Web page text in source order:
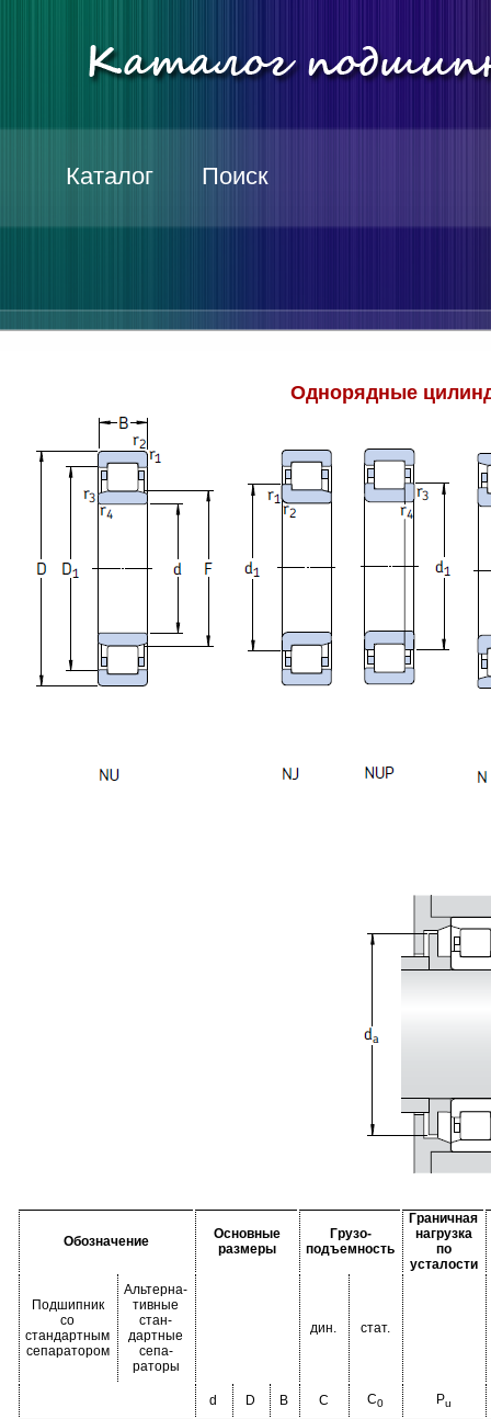
Каталог Поиск
Однорядные
Обозначение
Основные
размеры
Грузо-
подъемность
Граничная
нагрузка
по
усталости
Подшипник
со
стандартным
сепаратором
Альтерна-
тивные
стан-
дартные
сепа-
раторы
дин. стат.
d D B C C0 Pu